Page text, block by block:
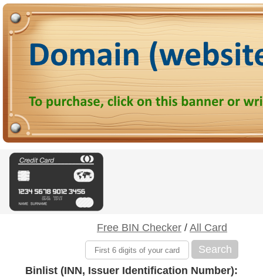
Free BIN Checker / All Card
Search
Binlist (INN, Issuer Identification Number):